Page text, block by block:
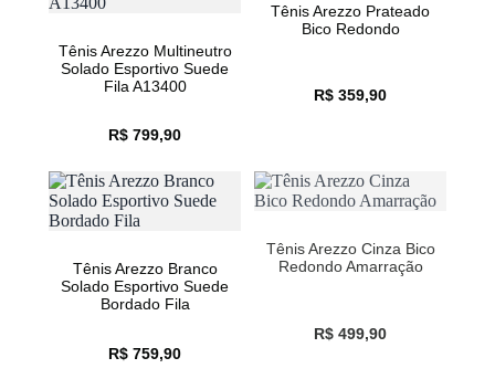
Tênis Arezzo Multineutro
Solado Esportivo Suede
Fila A13400
R$ 799,90
Tênis Arezzo Prateado
Bico Redondo
R$ 359,90
Tênis Arezzo Branco
Solado Esportivo Suede
Bordado Fila
R$ 759,90
Tênis Arezzo Cinza Bico
Redondo Amarração
R$ 499,90